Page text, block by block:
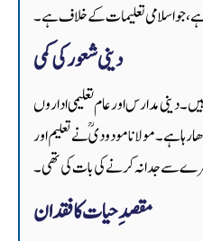
جو اسلامی تعلیمات کے خلاف ہے۔
دینی شعور کی کمی
دینی مدارس اور عام تعلیمی اداروں
رہا ہے۔ مولانا مودودیؒ نے تعلیم اور
سے جدا نہ کرنے کی بات کی تھی۔
مقصدِ حیات کا فقدان